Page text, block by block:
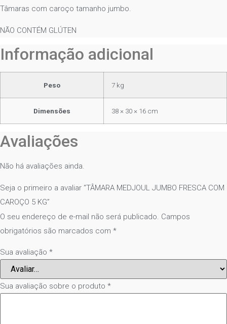
Tâmaras com caroço tamanho jumbo.
NÃO CONTÉM GLÚTEN
Informação adicional
Peso 7 kg
Dimensões 38 × 30 × 16 cm
Avaliações
Não há avaliações ainda.
Seja o primeiro a avaliar “TÂMARA MEDJOUL JUMBO FRESCA COM
CAROÇO 5 KG”
O seu endereço de e-mail não será publicado. Campos
obrigatórios são marcados com *
Sua avaliação *
Sua avaliação sobre o produto *